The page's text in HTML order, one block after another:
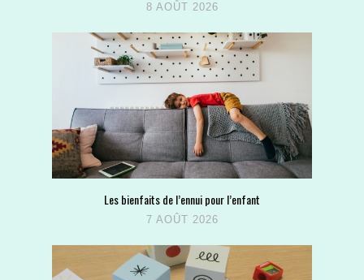
8 AOÛT 2026
Les bienfaits de l’ennui pour l’enfant
7 AOÛT 2026